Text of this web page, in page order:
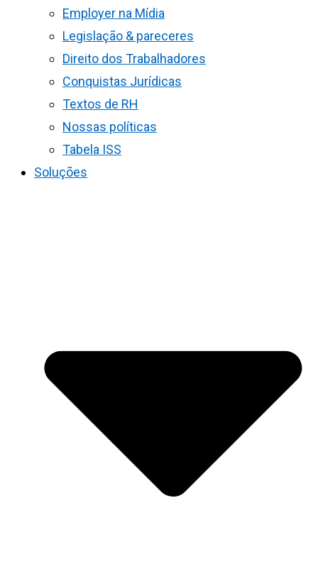
Employer na Mídia
Legislação & pareceres
Direito dos Trabalhadores
Conquistas Jurídicas
Textos de RH
Nossas políticas
Tabela ISS
Soluções